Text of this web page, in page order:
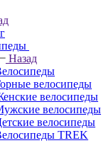
Назад
велосипеды
велосипеды
велосипеды
велосипеды
TREK